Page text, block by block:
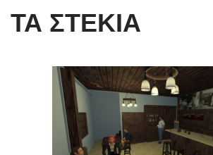
ΤΑ ΣΤΕΚΙΑ